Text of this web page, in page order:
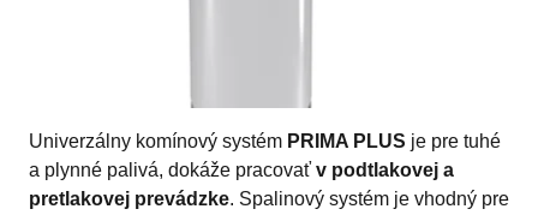
Univerzálny komínový systém PRIMA PLUS je pre tuhé
a plynné palivá, dokáže pracovať v podtlakovej a
pretlakovej prevádzke. Spalinový systém je vhodný pre